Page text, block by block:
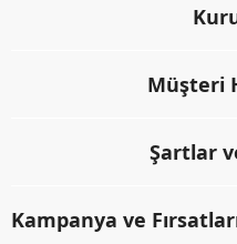
Müşteri
Şartlar
Kampanya ve